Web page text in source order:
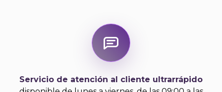
Servicio de atención al cliente ultrarrápido